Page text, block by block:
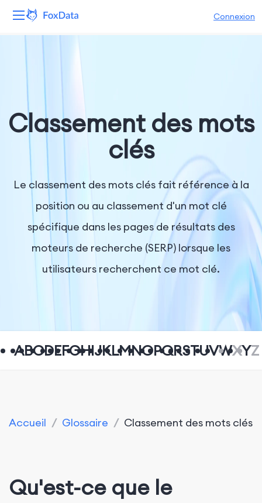
Connexion
Ressources
Entreprise
Classement des mots
clés
Le classement des mots clés fait référence à la
position ou au classement d'un mot clé
spécifique dans les pages de résultats des
moteurs de recherche (SERP) lorsque les
utilisateurs recherchent ce mot clé.
ABCDEFGHIJKLMNOPQRSTUVWXYZ
Accueil / Glossaire / Classement des mots clés
Qu'est-ce que le